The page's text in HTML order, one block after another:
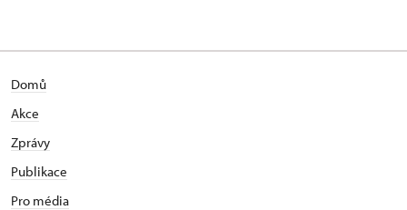
Domů
Akce
Zprávy
Publikace
Pro média